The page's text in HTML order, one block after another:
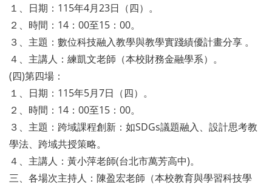
１、日期：115年4月23日（四）。
２、時間：14：00至15：00。
３、主題：數位科技融入教學與教學實踐績優計畫分享 。
４、主講人：練凱文老師（本校財務金融學系）。
(四)第四場：
１、日期：115年5月7日（四）。
２、時間：14：00至15：00。
３、主題：跨域課程創新：如SDGs議題融入、設計思考教
學法、跨域共授策略。
４、主講人：黃小萍老師(台北市萬芳高中)。
三、各場次主持人：陳盈宏老師（本校教育與學習科技學